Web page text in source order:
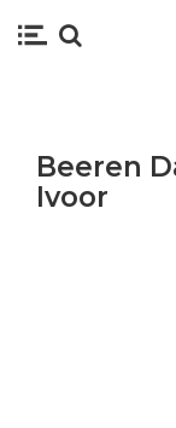
Beeren
Ivoor